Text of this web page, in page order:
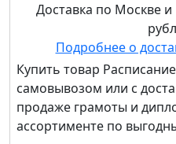
Доставка по Москве и
Подробнее о
Купить товар
самовывозом или с
продаже грамоты и
ассортименте по